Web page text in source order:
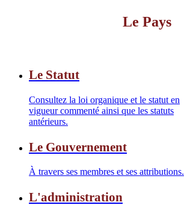
Le Pays
Le Statut
Consultez la loi organique et le statut en
vigueur commenté ainsi que les statuts
antérieurs.
Le Gouvernement
À travers ses membres et ses attributions.
L'administration